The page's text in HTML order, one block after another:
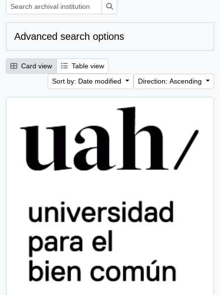
Advanced search options
Card view
Table view
Sort by: Date modified
Direction: Ascending